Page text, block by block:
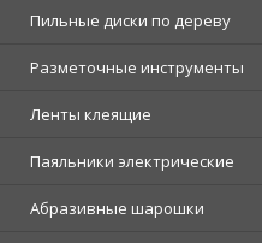
Пильные диски по дереву
Разметочные инструменты
Ленты клеящие
Паяльники электрические
Абразивные шарошки